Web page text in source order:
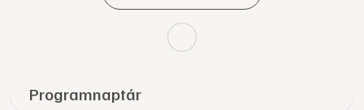
Programnaptár